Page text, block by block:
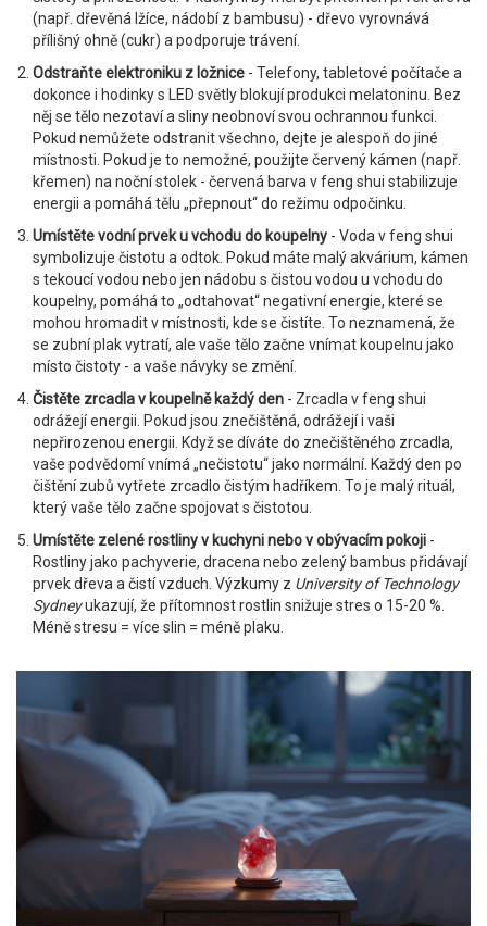
(např. dřevěná lžíce, nádobí z bambusu) - dřevo vyrovnává
přílišný ohně (cukr) a podporuje trávení.
Odstraňte elektroniku z ložnice - Telefony, tabletové počítače a
dokonce i hodinky s LED světly blokují produkci melatoninu. Bez
něj se tělo nezotaví a sliny neobnoví svou ochrannou funkci.
Pokud nemůžete odstranit všechno, dejte je alespoň do jiné
místnosti. Pokud je to nemožné, použijte červený kámen (např.
křemen) na noční stolek - červená barva v feng shui stabilizuje
energii a pomáhá tělu „přepnout“ do režimu odpočinku.
Umístěte vodní prvek u vchodu do koupelny - Voda v feng shui
symbolizuje čistotu a odtok. Pokud máte malý akvárium, kámen
s tekoucí vodou nebo jen nádobu s čistou vodou u vchodu do
koupelny, pomáhá to „odtahovat“ negativní energie, které se
mohou hromadit v místnosti, kde se čistíte. To neznamená, že
se zubní plak vytratí, ale vaše tělo začne vnímat koupelnu jako
místo čistoty - a vaše návyky se změní.
Čistěte zrcadla v koupelně každý den - Zrcadla v feng shui
odrážejí energii. Pokud jsou znečištěná, odrážejí i vaši
nepřirozenou energii. Když se díváte do znečištěného zrcadla,
vaše podvědomí vnímá „nečistotu“ jako normální. Každý den po
čištění zubů vytřete zrcadlo čistým hadříkem. To je malý rituál,
který vaše tělo začne spojovat s čistotou.
Umístěte zelené rostliny v kuchyni nebo v obývacím pokoji -
Rostliny jako pachyverie, dracena nebo zelený bambus přidávají
prvek dřeva a čistí vzduch. Výzkumy z University of Technology
Sydneyukazují, že přítomnost rostlin snižuje stres o 15-20 %.
Méně stresu = více slin = méně plaku.